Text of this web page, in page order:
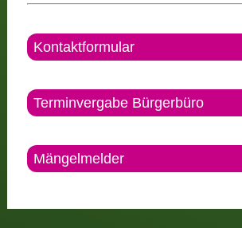
Kontaktformular
Terminvergabe Bürgerbüro
Mängelmelder